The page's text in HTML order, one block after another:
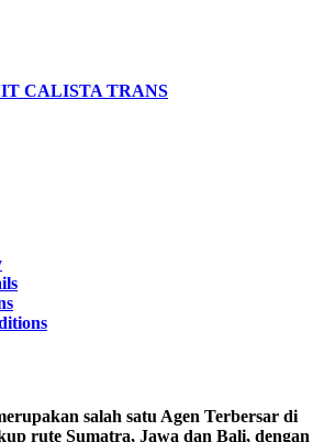
CALISTA TRANS
salah satu Agen Terbersar di
rute Sumatra, Jawa dan Bali, dengan